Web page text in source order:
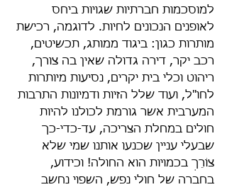
למוסכמות חברתיות שגויות ביחס
לאופנים הנכונים לחיות. לדוגמה, רכישת
מותרות כגון: ביגוד ממותג, תכשיטים,
רכב יקר, דירה גדולה שאין בה צורך,
ריהוט וכלי בית יקרים, נסיעות מיותרות
לחו"ל, ועוד שלל הזיות ודמיונות התרבות
המערבית אשר גורמת לכולנו להיות
חולים במחלת הצריכה, עד-כדי-כך
שבעלי עניין שכנעו אותנו שמי שלא
צוֹרֵךְ בכמויות הוא החולה! וכידוע,
בחברה של חולי נפש, השפוי נחשב